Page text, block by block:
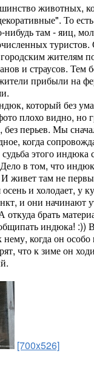
животных,
То
нибудь там - яиц,
туристов.
жителям
и страусов. Тем
прибыли на
который без
плохо видно, но
без перьев. Мы
когда
этого индюка
Дело в том, что
И живет там не
и холодает, у
и они начинают
откуда брать
индюка! :))
когда он особо
что к зиме он
[700x526]